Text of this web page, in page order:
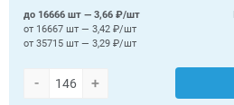
- +
до 16666 шт — 3,66 ₽/шт
от 16667 шт — 3,42 ₽/шт
от 35715 шт — 3,29 ₽/шт